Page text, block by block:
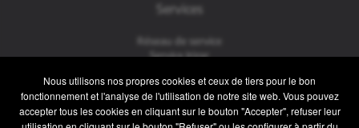
Nous utilisons nos propres cookies et ceux de tiers pour le bon
fonctionnement et l'analyse de l'utilisation de notre site web. Vous pouvez
accepter tous les cookies en cliquant sur le bouton "Accepter", refuser leur
Services
Réseau de service
Service Irizar
Usés
Contact